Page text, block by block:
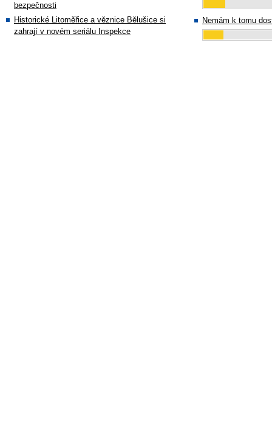
bezpečnosti
Historické Litoměřice a věznice Bělušice si
zahrají v novém seriálu Inspekce
Nemám k tomu